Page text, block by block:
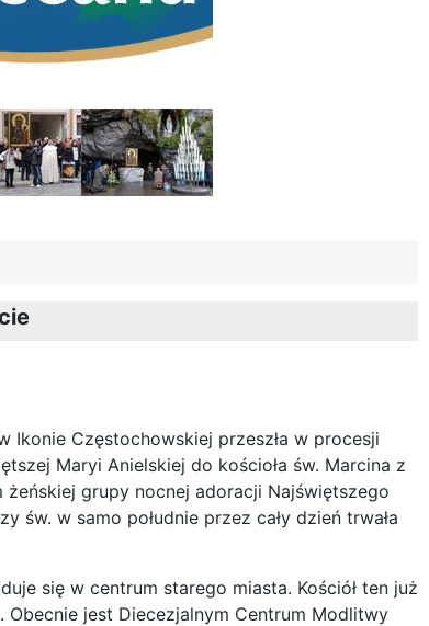
Ikonie Częstochowskiej przeszła w procesji
Maryi Anielskiej do kościoła św. Marcina z
żeńskiej grupy nocnej adoracji Najświętszego
św. w samo południe przez cały dzień trwała
się w centrum starego miasta. Kościół ten już
Obecnie jest Diecezjalnym Centrum Modlitwy